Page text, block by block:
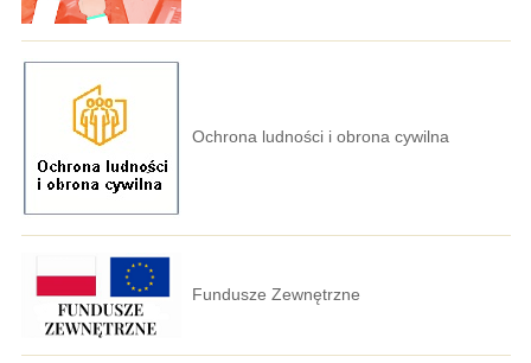
Ochrona ludności i obrona cywilna
Fundusze Zewnętrzne